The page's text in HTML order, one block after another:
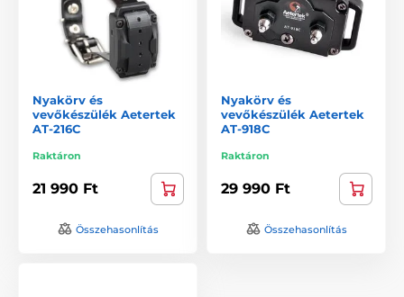
Nyakörv és
vevőkészülék Aetertek
AT-216C
Raktáron
21 990 Ft
Összehasonlítás
Nyakörv és
vevőkészülék Aetertek
AT-918C
Raktáron
29 990 Ft
Összehasonlítás